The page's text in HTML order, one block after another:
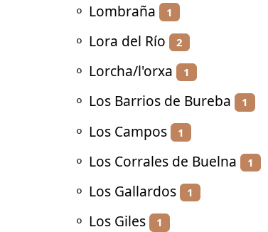
⚬ Lombraña 1
⚬ Lora del Río 2
⚬ Lorcha/l'orxa 1
⚬ Los Barrios de Bureba 1
⚬ Los Campos 1
⚬ Los Corrales de Buelna 1
⚬ Los Gallardos 1
⚬ Los Giles 1